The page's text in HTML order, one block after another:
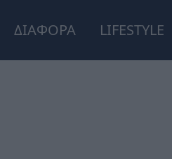
ΔΙΑΦΟΡΑ LIFESTYLE